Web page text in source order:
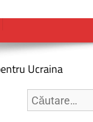
Ucraina
Caută
după: